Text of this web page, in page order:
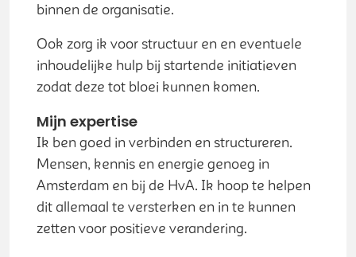
binnen de organisatie.
Ook zorg ik voor structuur en en eventuele
inhoudelijke hulp bij startende initiatieven
zodat deze tot bloei kunnen komen.
Mijn expertise
Ik ben goed in verbinden en structureren.
Mensen, kennis en energie genoeg in
Amsterdam en bij de HvA. Ik hoop te helpen
dit allemaal te versterken en in te kunnen
zetten voor positieve verandering.